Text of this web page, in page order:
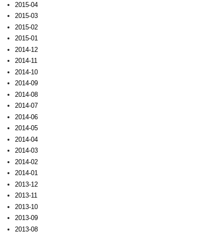
2015-04
2015-03
2015-02
2015-01
2014-12
2014-11
2014-10
2014-09
2014-08
2014-07
2014-06
2014-05
2014-04
2014-03
2014-02
2014-01
2013-12
2013-11
2013-10
2013-09
2013-08